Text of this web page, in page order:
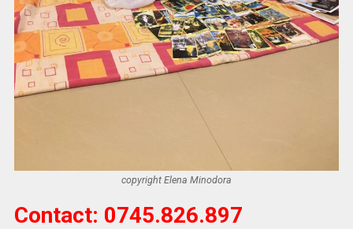
copyright Elena Minodora
Contact: 0745.826.897